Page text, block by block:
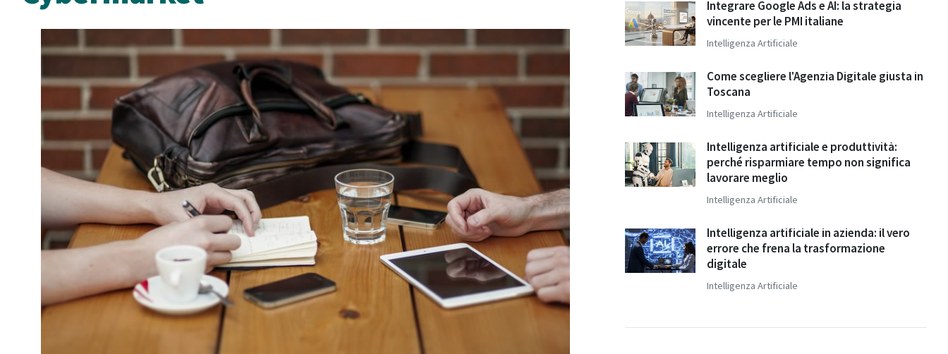
Integrare Google Ads e AI: la strategia
vincente per le PMI italiane
Intelligenza Artificiale
Come scegliere l'Agenzia Digitale giusta in
Toscana
Intelligenza Artificiale
Intelligenza artificiale e produttività:
perché risparmiare tempo non significa
lavorare meglio
Intelligenza Artificiale
Intelligenza artificiale in azienda: il vero
errore che frena la trasformazione
digitale
Intelligenza Artificiale